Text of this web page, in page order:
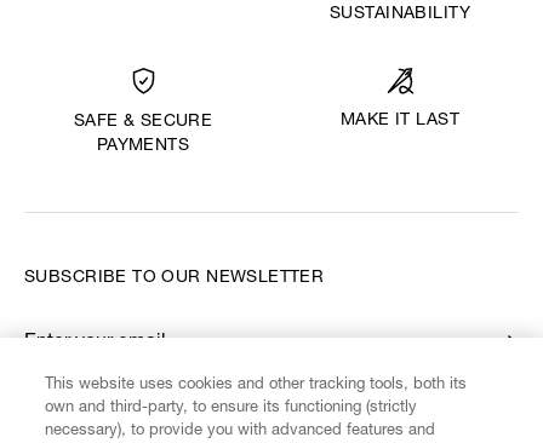
SUSTAINABILITY
SAFE & SECURE
PAYMENTS
MAKE IT LAST
FIND US ON
SUBSCRIBE TO OUR NEWSLETTER
Enter your email
*
This website uses cookies and other tracking tools, both its
own and third-party, to ensure its functioning (strictly
necessary), to provide you with advanced features and